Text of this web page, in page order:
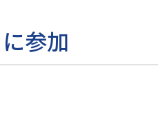
参加